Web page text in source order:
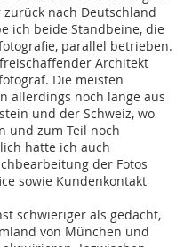
nach Deutschland
ich beide Standbeine, die
parallel betrieben.
Architekt
Die meis­ten
allerdings noch lange aus
und der Schweiz, wo
und zum Teil noch
hatte ich auch
der Fotos
sowie Kundenkontakt
schwieriger als gedacht,
von München und